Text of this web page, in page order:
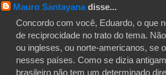
Mauro Santayanadisse...
Concordo com você, Eduardo, o que
de reciprocidade no trato do tema.
ou ingleses, ou norte-americanos, se
nesses países. Como se dizia
brasileiro não tem um determinado